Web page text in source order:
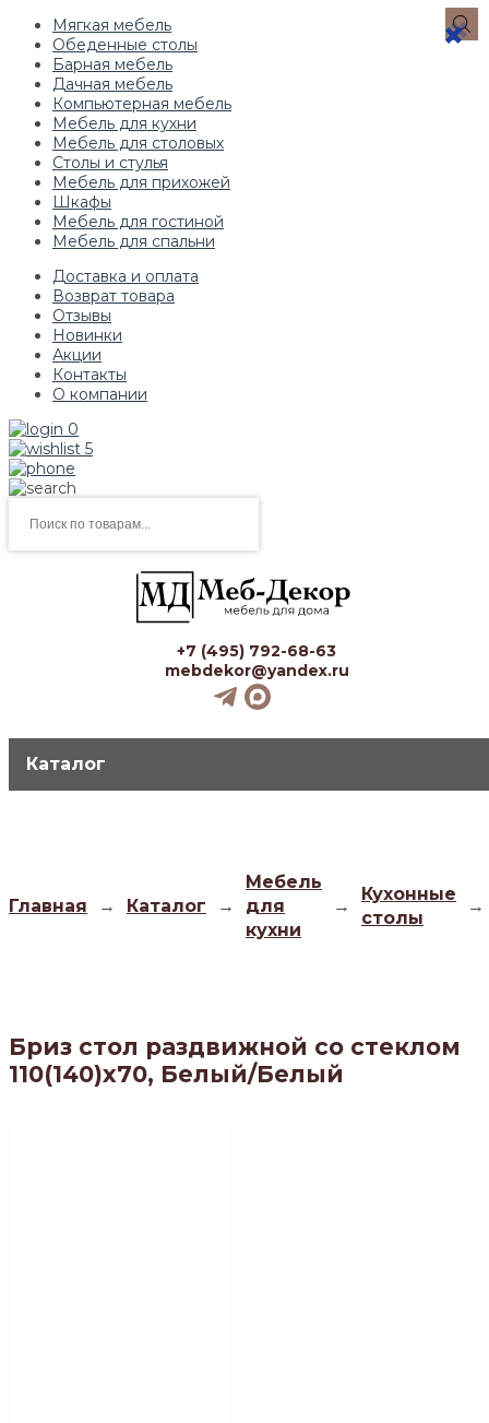
Мягкая мебель
Обеденные столы
Барная мебель
Дачная мебель
Компьютерная мебель
Мебель для кухни
Мебель для столовых
Столы и стулья
Мебель для прихожей
Шкафы
Мебель для гостиной
Мебель для спальни
Доставка и оплата
Возврат товара
Отзывы
Новинки
Акции
Контакты
О компании
0
5
товаров
+7 (495) 792-68-63
mebdekor@yandex.ru
Каталог
Главная → Каталог →
Мебель
для
кухни
→
Кухонные
столы
→
Бриз стол раздвижной со стеклом
110(140)х70, Белый/Белый